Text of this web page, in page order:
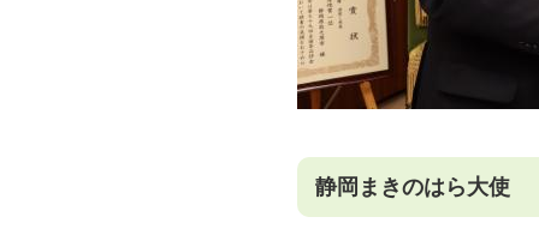
静岡まきのはら大使